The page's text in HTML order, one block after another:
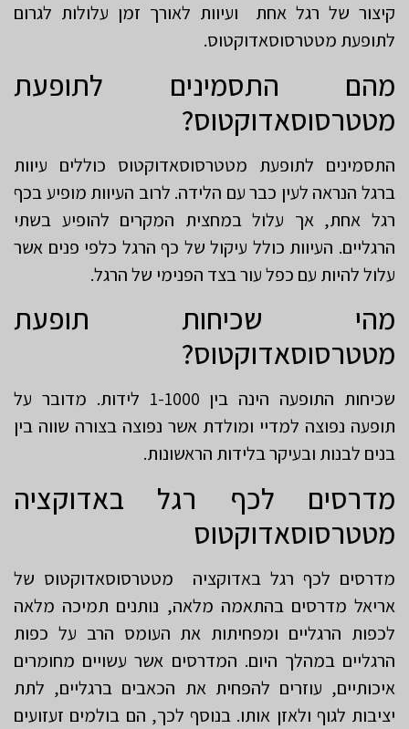
קיצור של רגל אחת ועיוות לאורך זמן עלולות לגרום
לתופעת מטטרסוסאדוקטוס.
מהם התסמינים לתופעת
מטטרסוסאדוקטוס?
התסמינים לתופעת מטטרסוסאדוקטוס כוללים עיוות
ברגל הנראה לעין כבר עם הלידה. לרוב העיוות מופיע בכף
רגל אחת, אך עלול במחצית המקרים להופיע בשתי
הרגליים. העיוות כולל עיקול של כף הרגל כלפי פנים אשר
עלול להיות עם כפל עור בצד הפנימי של הרגל.
מהי שכיחות תופעת
מטטרסוסאדוקטוס?
שכיחות התופעה הינה בין 1-1000 לידות. מדובר על
תופעה נפוצה למדיי ומולדת אשר נפוצה בצורה שווה בין
בנים לבנות ובעיקר בלידות הראשונות.
מדרסים לכף רגל באדוקציה
מטטרסוסאדוקטוס
מדרסים לכף רגל באדוקציה מטטרסוסאדוקטוס של
אריאל מדרסים בהתאמה מלאה, נותנים תמיכה מלאה
לכפות הרגליים ומפחיתות את העומס הרב על כפות
הרגליים במהלך היום. המדרסים אשר עשויים מחומרים
איכותיים, עוזרים להפחית את הכאבים ברגליים, לתת
יציבות לגוף ולאזן אותו. בנוסף לכך, הם בולמים זעזועים